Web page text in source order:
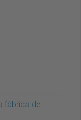
fàbrica de